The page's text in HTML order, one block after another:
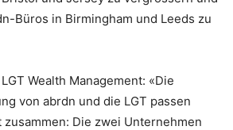
Büros in Birmingham und Leeds zu
Wealth Management: «Die
von abrdn und die LGT passen
Die zwei Unternehmen